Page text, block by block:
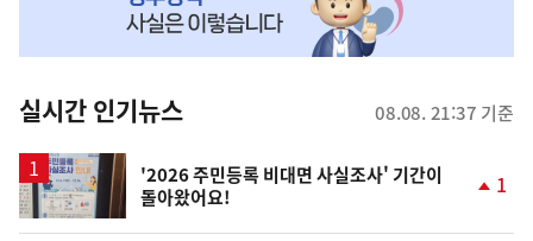
뉴
스
실시간 인기뉴스 08.08. 21:37 기준
'2026 주민등록 비대면 사실조사' 기간이
돌아왔어요!
계
1